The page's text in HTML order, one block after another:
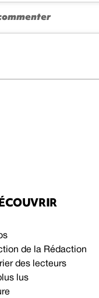
de la Rédaction
des lecteurs
lus